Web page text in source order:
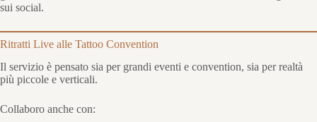
sui social.
Ritratti Live alle Tattoo Convention
Il servizio è pensato sia per grandi eventi e convention, sia per realtà
più piccole e verticali.
Collaboro anche con: